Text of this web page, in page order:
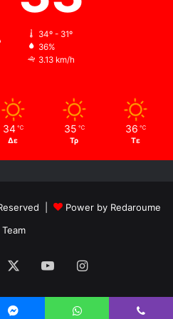
34º - 31º
36%
3.13 km/h
34 ℃
Δε
35 ℃
Τρ
36 ℃
Τε
|
Power by Redaroume
Team
YouTubeInstagram